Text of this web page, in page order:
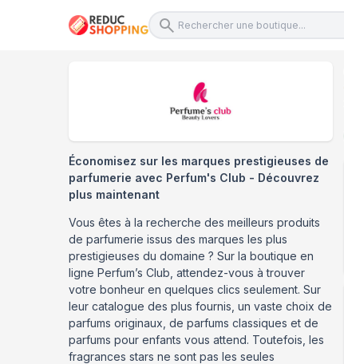
Économisez sur les marques prestigieuses de
parfumerie avec Perfum's Club - Découvrez
plus maintenant
Vous êtes à la recherche des meilleurs produits
de parfumerie issus des marques les plus
prestigieuses du domaine ? Sur la boutique en
ligne Perfum’s Club, attendez-vous à trouver
votre bonheur en quelques clics seulement. Sur
leur catalogue des plus fournis, un vaste choix de
parfums originaux, de parfums classiques et de
parfums pour enfants vous attend. Toutefois, les
fragrances stars ne sont pas les seules